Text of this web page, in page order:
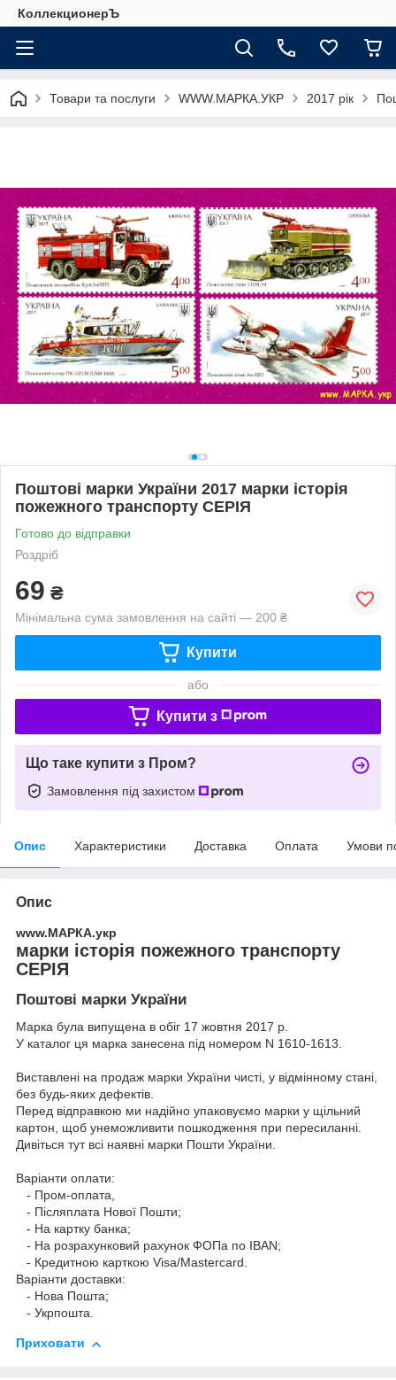
КоллекционерЪ
Товари та послуги WWW.МАРКА.УКР 2017 рік
Поштові марки України 2017 марки історія
пожежного транспорту СЕРІЯ
Готово до відправки
Роздріб
69 ₴
Мінімальна сума замовлення на сайті — 200 ₴
Купити
або
Купити з
Що таке купити з Пром?
Замовлення під захистом
Опис Характеристики Доставка Оплата Умови
Опис
www.МАРКА.укр
марки історія пожежного транспорту
СЕРІЯ
Поштові марки України
Марка була випущена в обіг 17 жовтня 2017 р.
У каталог ця марка занесена під номером N 1610-1613.
Виставлені на продаж марки України чисті, у відмінному стані,
без будь-яких дефектів.
Перед відправкою ми надійно упаковуємо марки у щільний
картон, щоб унеможливити пошкодження при пересиланні.
Дивіться тут всі наявні марки Пошти України.
Варіанти оплати:
- Пром-оплата,
- Післяплата Нової Пошти;
- На картку банка;
- На розрахунковий рахунок ФОПа по IBAN;
- Кредитною карткою Visa/Mastercard.
Варіанти доставки:
- Нова Пошта;
- Укрпошта.
Приховати